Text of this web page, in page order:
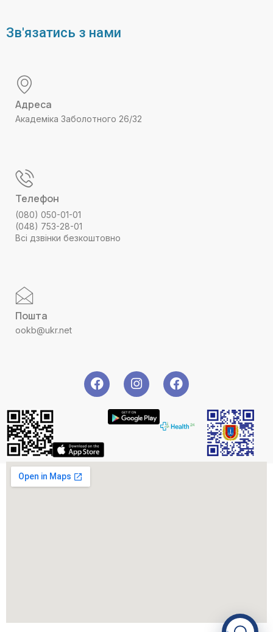
Зв'язатись з нами
Адреса
Академіка Заболотного 26/32
Телефон
(080) 050-01-01
(048) 753-28-01
Всі дзвінки безкоштовно
Пошта
ookb@ukr.net